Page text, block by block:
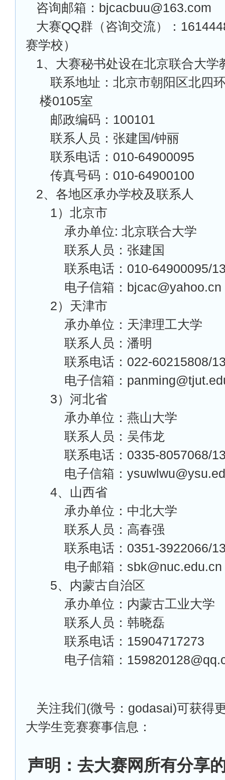
咨询邮箱：bjcacbuu@163.com
大赛QQ群（咨询交流）：
赛学校）
1、大赛秘书处设在北京联合大学
联系地址：北京市朝阳区北四
楼0105室
邮政编码：100101
联系人员：张建国/钟丽
联系电话：010-64900095
传真号码：010-64900100
2、各地区承办学校及联系人
1）北京市
承办单位: 北京联合大学
联系人员：张建国
联系电话：010-64900095/
电子信箱：bjcac@yahoo.cn
2）天津市
承办单位：天津理工大学
联系人员：潘明
联系电话：022-60215808/
电子信箱：
3）河北省
承办单位：燕山大学
联系人员：吴伟龙
联系电话：0335-8057068/
电子信箱：
4、山西省
承办单位：中北大学
联系人员：高春强
联系电话：0351-3922066/
电子邮箱：sbk@nuc.edu.cn
5、内蒙古自治区
承办单位：内蒙古工业大学
联系人员：韩晓磊
联系电话：15904717273
电子信箱：
关注我们(微号：godasai)可获得
大学生竞赛赛事信息：
声明：去大赛网所有分享